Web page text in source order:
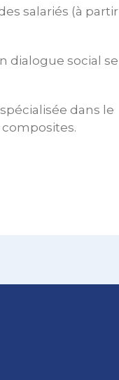
salariés (à
dialogue social
dans le